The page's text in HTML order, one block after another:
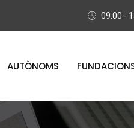
09:00 -
AUTÒNOMS